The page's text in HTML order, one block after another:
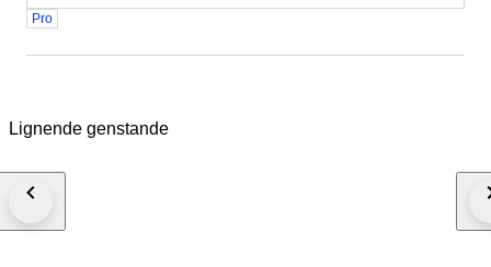
Pro
Lignende genstande